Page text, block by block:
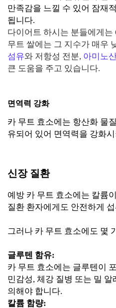
만족감을 느낄 수 있어 잠재
됩니다.
다이어트 하시는 분들에게
무트 쌀에는 그 지수가 매우
섬유와 저항성 전분, 아미노
큰 도움을 주고 있습니다.
면역력 강화
카 무트 효소에는 항산화 물
유되어 있어 면역력을 강화
신장 질환
예방 카 무트 효소에는 칼륨
질환 환자에게도 안전하게
그러나 카 무트 효소에도 몇
글루텐 함유:
카 무트 효소에는 글루텐이
민감성, 체강 질병 또는 밀
의해야 합니다.
칼륨 함량: